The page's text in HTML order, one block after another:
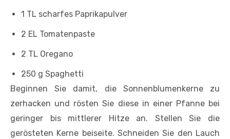
1 TL scharfes Paprikapulver
2 EL Tomatenpaste
2 TL Oregano
250 g Spaghetti
Beginnen Sie damit, die Sonnenblumenkerne zu
zerhacken und rösten Sie diese in einer Pfanne bei
geringer bis mittlerer Hitze an. Stellen Sie die
gerösteten Kerne beiseite. Schneiden Sie den Lauch